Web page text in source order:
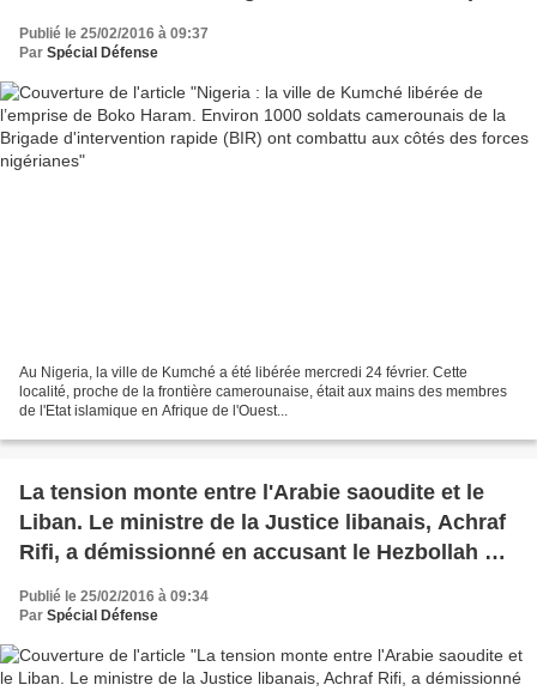
nigérianes
Publié le 25/02/2016 à 09:37
Par Spécial Défense
Au Nigeria, la ville de Kumché a été libérée mercredi 24 février. Cette
localité, proche de la frontière camerounaise, était aux mains des membres
de l'Etat islamique en Afrique de l'Ouest...
La tension monte entre l'Arabie saoudite et le
Liban. Le ministre de la Justice libanais, Achraf
Rifi, a démissionné en accusant le Hezbollah de
mainmise sur les décisions du gouvernement
Publié le 25/02/2016 à 09:34
Par Spécial Défense